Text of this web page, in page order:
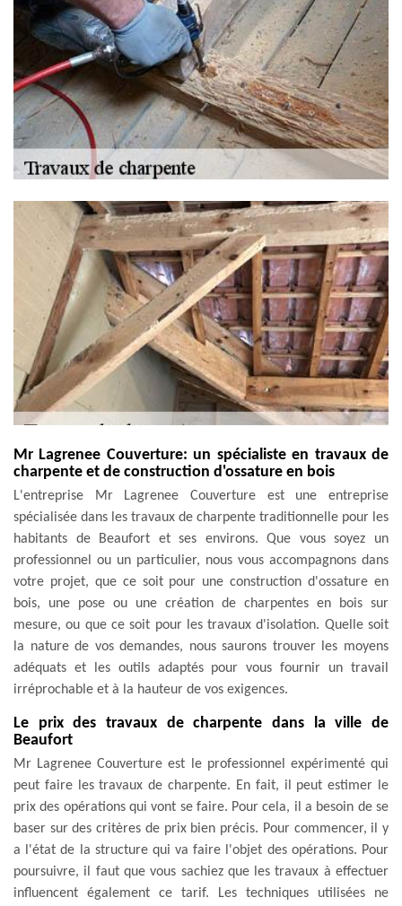
Mr Lagrenee Couverture: un spécialiste en travaux de
charpente et de construction d'ossature en bois
L'entreprise Mr Lagrenee Couverture est une entreprise
spécialisée dans les travaux de charpente traditionnelle pour les
habitants de Beaufort et ses environs. Que vous soyez un
professionnel ou un particulier, nous vous accompagnons dans
votre projet, que ce soit pour une construction d'ossature en
bois, une pose ou une création de charpentes en bois sur
mesure, ou que ce soit pour les travaux d'isolation. Quelle soit
la nature de vos demandes, nous saurons trouver les moyens
adéquats et les outils adaptés pour vous fournir un travail
irréprochable et à la hauteur de vos exigences.
Le prix des travaux de charpente dans la ville de
Beaufort
Mr Lagrenee Couverture est le professionnel expérimenté qui
peut faire les travaux de charpente. En fait, il peut estimer le
prix des opérations qui vont se faire. Pour cela, il a besoin de se
baser sur des critères de prix bien précis. Pour commencer, il y
a l'état de la structure qui va faire l'objet des opérations. Pour
poursuivre, il faut que vous sachiez que les travaux à effectuer
influencent également ce tarif. Les techniques utilisées ne